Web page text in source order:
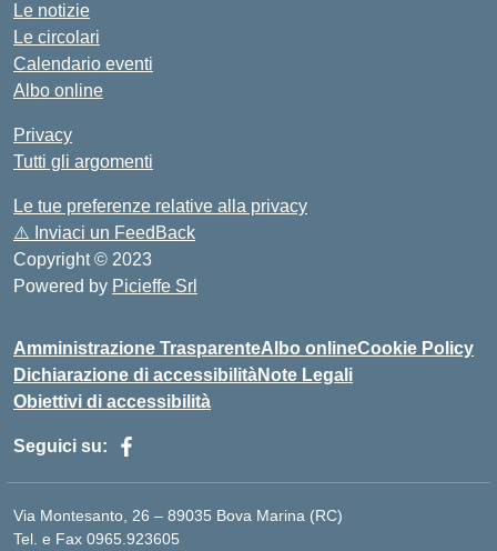
Le notizie
Le circolari
Calendario eventi
Albo online
Privacy
Tutti gli argomenti
Le tue preferenze relative alla privacy
⚠️ Inviaci un FeedBack
Copyright © 2023
Powered by Picieffe Srl
Amministrazione TrasparenteAlbo onlineCookie Policy
Dichiarazione di accessibilitàNote Legali
Obiettivi di accessibilità
Seguici su:
Via Montesanto, 26 – 89035 Bova Marina (RC)
Tel. e Fax 0965.923605